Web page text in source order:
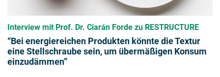
Interview mit Prof. Dr. Ciarán Forde zu RESTRUCTURE
“Bei energiereichen Produkten könnte die Textur
eine Stellschraube sein, um übermäßigen Konsum
einzudämmen”